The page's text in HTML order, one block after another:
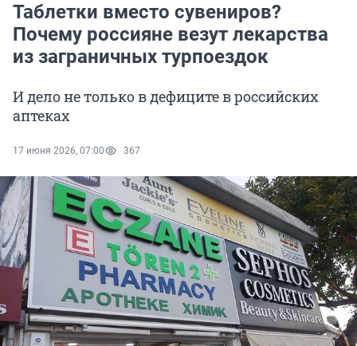
Таблетки вместо сувениров?
Почему россияне везут лекарства
из заграничных турпоездок
И дело не только в дефиците в российских
аптеках
17 июня 2026, 07:00 367